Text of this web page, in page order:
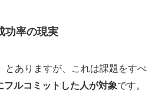
功率の現実
とありますが、これは課題をすべ
フルコミットした人が対象です。